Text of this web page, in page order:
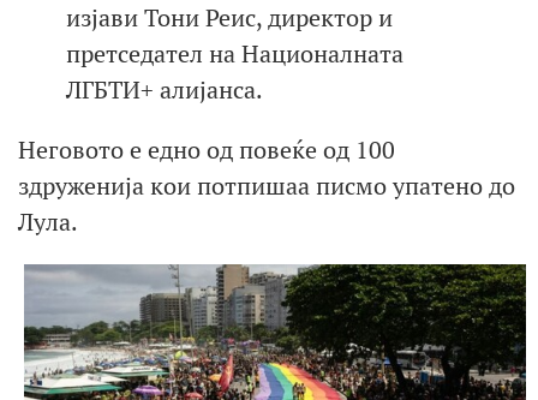
изјави Тони Реис, директор и
претседател на Националната
ЛГБТИ+ алијанса.
Неговото е едно од повеќе од 100
здруженија кои потпишаа писмо упатено до
Лула.